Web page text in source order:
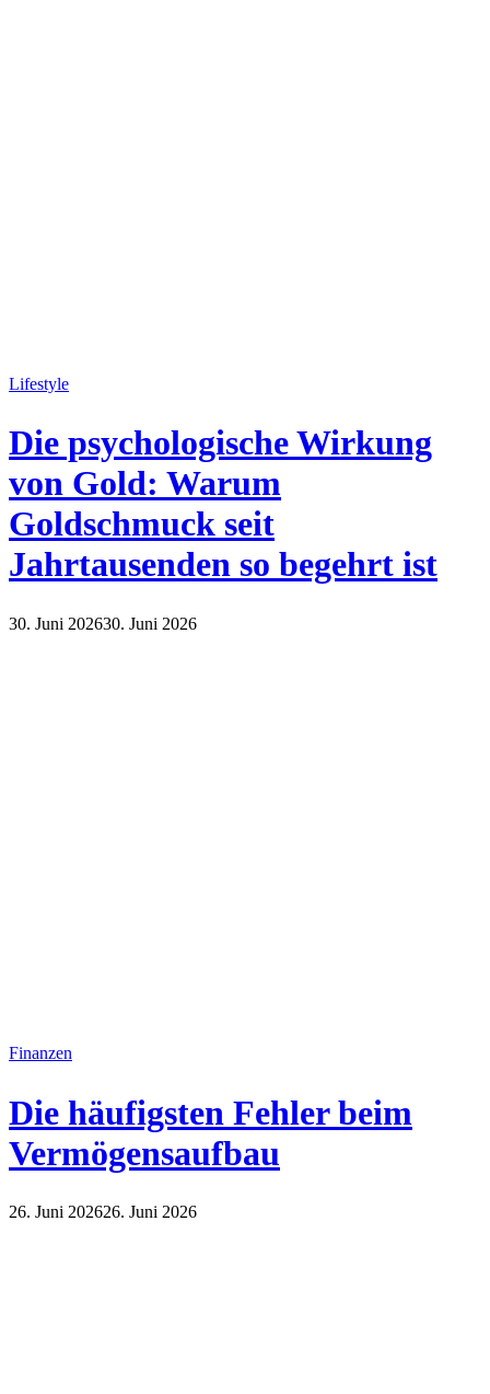
Lifestyle
Die psychologische Wirkung
von Gold: Warum
Goldschmuck seit
Jahrtausenden so begehrt ist
30. Juni 202630. Juni 2026
Finanzen
Die häufigsten Fehler beim
Vermögensaufbau
26. Juni 202626. Juni 2026